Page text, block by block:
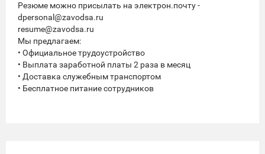
Резюме можно присылать на электрон.почту -
dpersonal@zavodsa.ru
resume@zavodsa.ru
Мы предлагаем:
• Официальное трудоустройство
• Выплата заработной платы 2 раза в месяц
• Доставка служебным транспортом
• Бесплатное питание сотрудников